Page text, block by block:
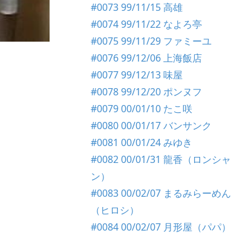
#0073 99/11/15 高雄
#0074 99/11/22 なよろ亭
#0075 99/11/29 ファミーユ
#0076 99/12/06 上海飯店
#0077 99/12/13 味屋
#0078 99/12/20 ポンヌフ
#0079 00/01/10 たこ咲
#0080 00/01/17 バンサンク
#0081 00/01/24 みゆき
#0082 00/01/31 龍香（ロンシャ
ン）
#0083 00/02/07 まるみらーめん
（ヒロシ）
#0084 00/02/07 月形屋（パパ）